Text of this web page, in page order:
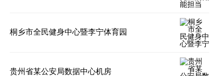
桐乡市全民健身中心暨李宁体育园
贵州省某公安局数据中心机房